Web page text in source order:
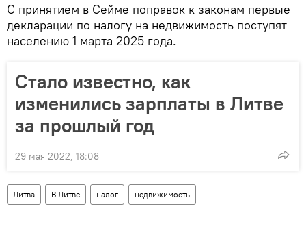
С принятием в Сейме поправок к законам первые
декларации по налогу на недвижимость поступят
населению 1 марта 2025 года.
Стало известно, как
изменились зарплаты в Литве
за прошлый год
29 мая 2022, 18:08
Литва В Литве налог недвижимость